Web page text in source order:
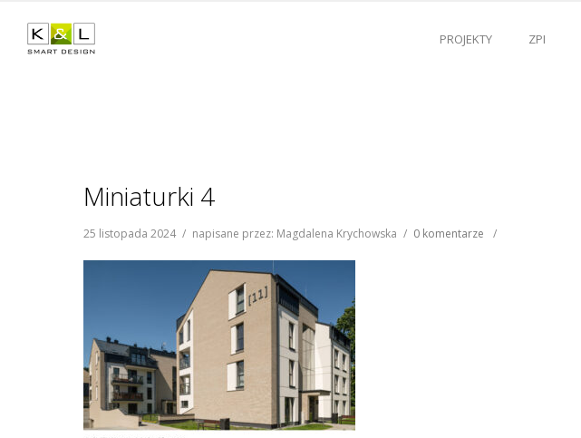
PROJEKTY ZPI
Miniaturki 4
25 listopada 2024 / napisane przez: Magdalena Krychowska / 0 komentarze /